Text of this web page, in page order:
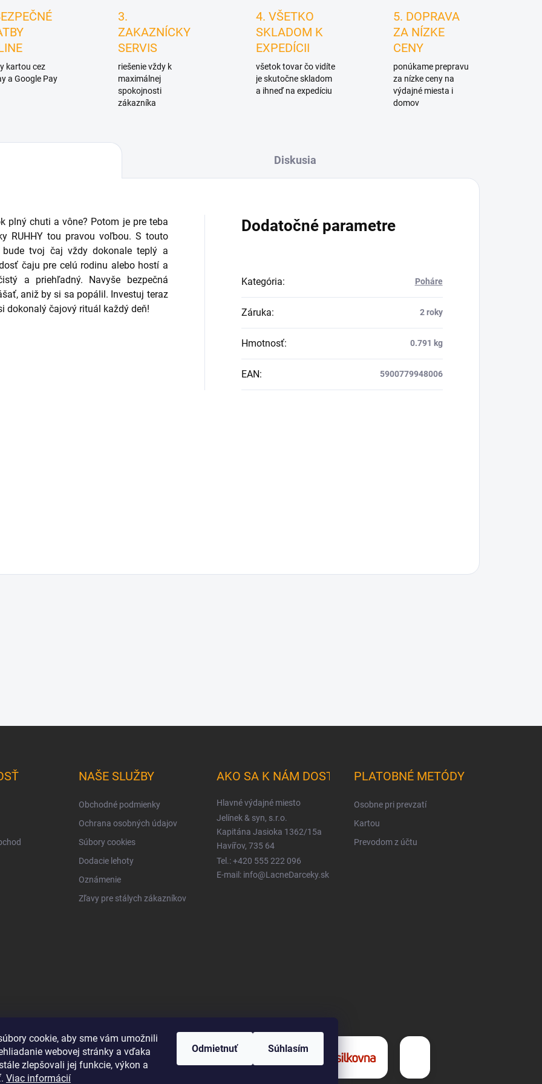
cookie, aby sme vám umožnili
webovej stránky a vďaka
zlepšovali jej funkcie, výkon a
Viac informácií
Odmietnuť Súhlasím
kartou cez
a Google Pay
3.
ZAKAZNÍCKY
SERVIS
riešenie vždy k
maximálnej
spokojnosti
zákazníka
4. VŠETKO
SKLADOM K
EXPEDÍCII
všetok tovar čo vidíte
je skutočne skladom
a ihneď na expedíciu
5. DOPRAVA
ZA NÍZKE
CENY
ponúkame prepravu
za nízke ceny na
výdajné miesta i
domov
Diskusia
plný chuti a vône? Potom je pre teba
RUHHY tou pravou voľbou. S touto
tvoj čaj vždy dokonale teplý a
čaju pre celú rodinu alebo hostí a
a priehľadný. Navyše bezpečná
aniž by si sa popálil. Investuj teraz
dokonalý čajový rituál každý deň!
Dodatočné parametre
Kategória: Poháre
Záruka: 2 roky
Hmotnosť: 0.791 kg
EAN: 5900779948006
NAŠE SLUŽBY
Obchodné podmienky
Ochrana osobných údajov
Súbory cookies
Dodacie lehoty
Oznámenie
Zľavy pre stálych zákazníkov
AKO SA K NÁM DOSTANETE
Hlavné výdajné miesto
Jelínek & syn, s.r.o.
Kapitána Jasioka 1362/15a
Havířov, 735 64
Tel.: +420 555 222 096
E-mail: info@LacneDarceky.sk
PLATOBNÉ METÓDY
Osobne pri prevzatí
Kartou
Prevodom z účtu